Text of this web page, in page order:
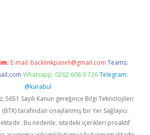
E-mail: backlinkpaneli@gmail.com Teams:
Whatsapp: 0262 606 0 726 Telegram:
@karabul
5651 Sayılı Kanun gereğince Bilgi Teknolojileri
tarafından onaylanmış bir Yer Sağlayıcı
Bu nedenle, sitedeki içerikleri proaktif